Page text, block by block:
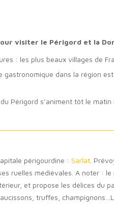
visiter le Périgord et la
: les plus beaux villages de
dans la région
Périgord s’animent tôt le matin
périgourdine : Sarlat .
ruelles médiévales. A noter :
et propose les délices du
truffes,